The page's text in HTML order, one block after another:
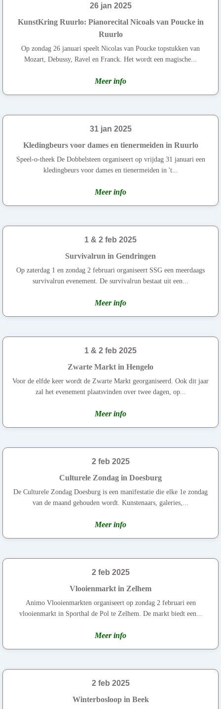
26 jan 2025
KunstKring Ruurlo: Pianorecital Nicoals van Poucke in
Ruurlo
Op zondag 26 januari speelt Nicolas van Poucke topstukken van
Mozart, Debussy, Ravel en Franck. Het wordt een magische...
Meer info
31 jan 2025
Kledingbeurs voor dames en tienermeiden in Ruurlo
Speel-o-theek De Dobbelsteen organiseert op vrijdag 31 januari een
kledingbeurs voor dames en tienermeiden in 't...
Meer info
1 & 2 feb 2025
Survivalrun in Gendringen
Op zaterdag 1 en zondag 2 februari organiseert SSG een meerdaags
survivalrun evenement. De survivalrun bestaat uit een...
Meer info
1 & 2 feb 2025
Zwarte Markt in Hengelo
Voor de elfde keer wordt de Zwarte Markt georganiseerd. Ook dit jaar
zal het evenement plaatsvinden over twee dagen, op...
Meer info
2 feb 2025
Culturele Zondag in Doesburg
De Culturele Zondag Doesburg is een manifestatie die elke 1e zondag
van de maand gehouden wordt. Kunstenaars, galeries,...
Meer info
2 feb 2025
Vlooienmarkt in Zelhem
Animo Vlooienmarkten organiseert op zondag 2 februari een
vlooienmarkt in Sporthal de Pol te Zelhem. De markt biedt een...
Meer info
2 feb 2025
Winterbosloop in Beek